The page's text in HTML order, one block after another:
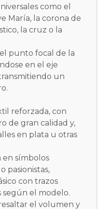
como el
María, la corona de
la cruz o la
punto focal de la
en el eje
un
reforzada, con
de gran calidad y,
en plata u otras
en símbolos
pasionistas,
con trazos
según el modelo.
el volumen y